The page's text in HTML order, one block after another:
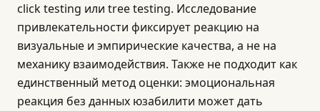
click testing или tree testing. Исследование
привлекательности фиксирует реакцию на
визуальные и эмпирические качества, а не на
механику взаимодействия. Также не подходит как
единственный метод оценки: эмоциональная
реакция без данных юзабилити может дать